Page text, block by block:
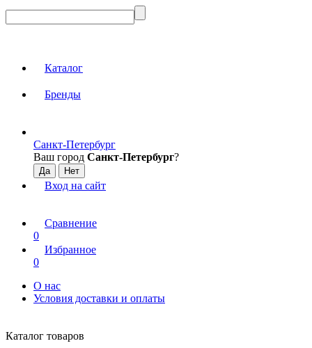
Каталог
Бренды
Санкт-Петербург
Ваш город Санкт-Петербург?
Вход на сайт
Сравнение
0
Избранное
0
О нас
Условия доставки и оплаты
Каталог товаров